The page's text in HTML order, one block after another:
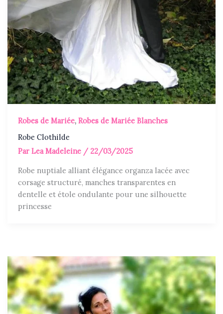
Robes de Mariée,Robes de Mariée Blanches
Robe Clothilde
ParLea Madeleine / 22/03/2025
Robe nuptiale alliant élégance organza lacée avec
corsage structuré, manches transparentes en
dentelle et étole ondulante pour une silhouette
princesse